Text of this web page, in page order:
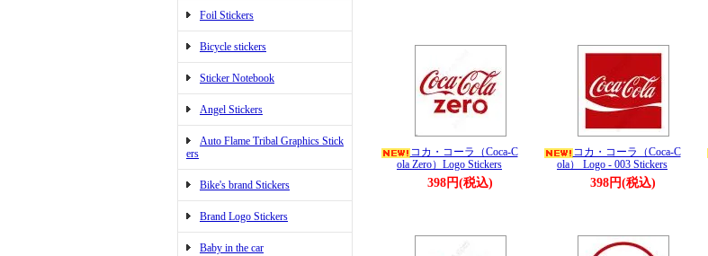
Foil Stickers
Bicycle stickers
Sticker Notebook
Angel Stickers
Auto Flame Tribal Graphics Stick
ers
Bike's brand Stickers
Brand Logo Stickers
Baby in the car
コカ・コーラ（Coca-C
ola Zero）Logo Stickers
398円(税込)
コカ・コーラ（Coca-C
ola） Logo - 003 Stickers
398円(税込)